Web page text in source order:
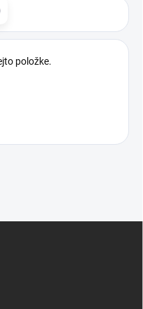
položke.